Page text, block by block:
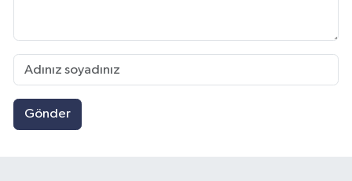
Gönder